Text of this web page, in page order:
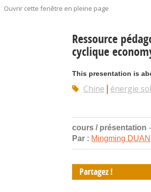
Ouvrir cette fenêtre en pleine page
Ressource
cyclique
This presentation is
Chine énergie
cours / présentation
Par : Mingming DUAN
Partagez !